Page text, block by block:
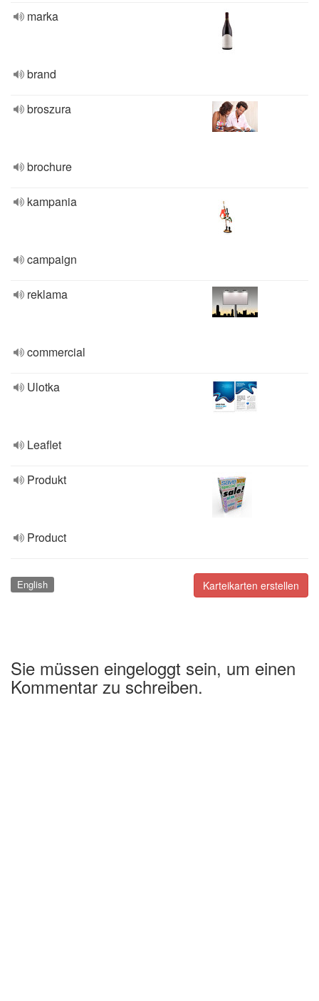
marka
brand
broszura
brochure
kampania
campaign
reklama
commercial
Ulotka
Leaflet
Produkt
Product
Karteikarten erstellen
English
Sie müssen eingeloggt sein, um einen
Kommentar zu schreiben.